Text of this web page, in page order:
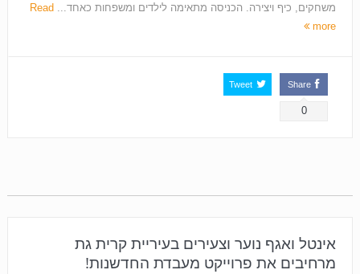
משחקים, כיף ויצירה. הכניסה מתאימה לילדים ומשפחות כאחד... Read
more
Share
0
Tweet
אינטל ואגף נוער וצעירים בעיריית קרית גת
מרחיבים את פרוייקט מעבדת החדשנות!